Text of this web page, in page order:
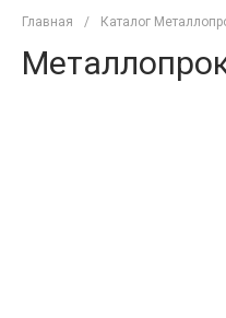
Главная / Каталог